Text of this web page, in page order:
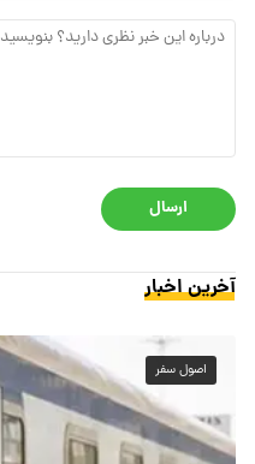
ارسال
آخرین اخبار
اصول سفر